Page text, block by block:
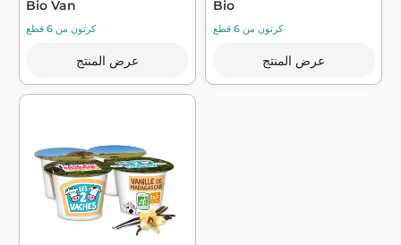
Bio Van
كرتون من 6 قطع
عرض المنتج
Bio
كرتون من 6 قطع
عرض المنتج